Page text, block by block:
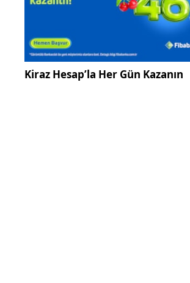
Kiraz Hesap’la Her Gün Kazanın